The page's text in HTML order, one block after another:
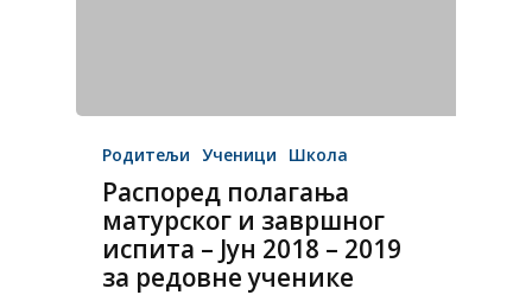
Родитељи Ученици Школа
Распоред полагања
матурског и завршног
испита – Јун 2018 – 2019
за редовне ученике